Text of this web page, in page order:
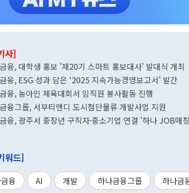
사]
융, 대학생 홍보 '제20기 스마트 홍보대사' 발대식 개최
융, ESG 성과 담은 '2025 지속가능경영보고서' 발간
융, 농아인 체육대회서 임직원 봉사활동 진행
융그룹, 서부티앤디 도시첨단물류 개발사업 지원
융, 광주서 중장년 구직자·중소기업 연결 '하나 JOB매
워드]
융 AI 개발 하나금융그룹 하나금